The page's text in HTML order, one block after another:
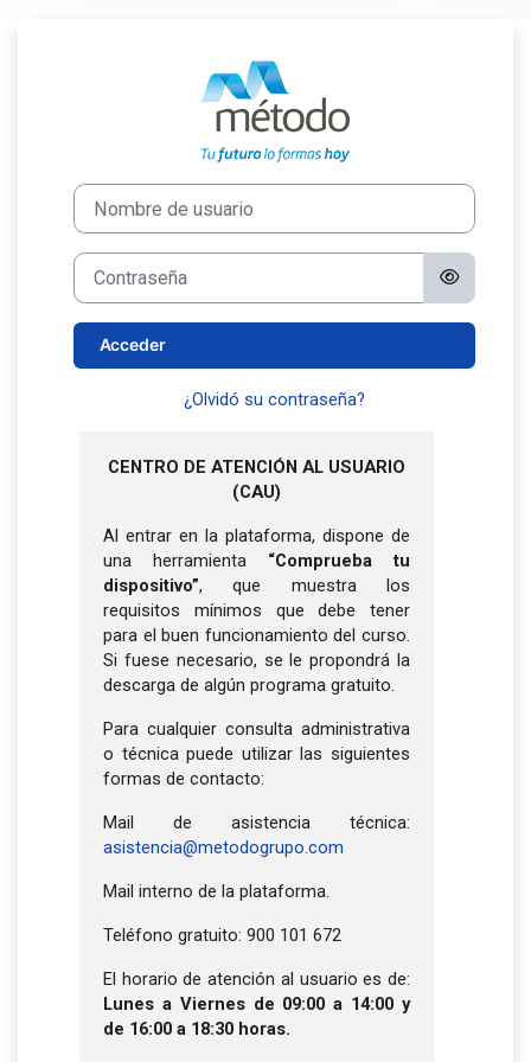
Entrar a
Nombre de usuario
Contraseña
Acceder
¿Olvidó su contraseña?
CENTRO DE ATENCIÓN AL USUARIO
(CAU)
Al entrar en la plataforma, dispone de
una herramienta “Comprueba tu
dispositivo”, que muestra los
requisitos mínimos que debe tener
para el buen funcionamiento del curso.
Si fuese necesario, se le propondrá la
descarga de algún programa gratuito.
Para cualquier consulta administrativa
o técnica puede utilizar las siguientes
formas de contacto:
Mail de asistencia técnica:
asistencia@metodogrupo.com
Mail interno de la plataforma.
Teléfono gratuito: 900 101 672
El horario de atención al usuario es de:
Lunes a Viernes de 09:00 a 14:00 y
de 16:00 a 18:30 horas.